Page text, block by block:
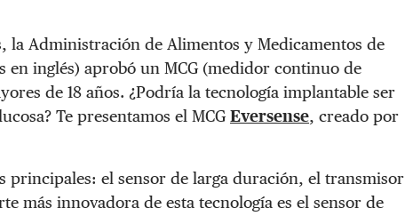
la Administración de Alimentos y Medicamentos de
en inglés) aprobó un MCG (medidor continuo de
de 18 años. ¿Podría la tecnología implantable ser
Te presentamos el MCG Eversense, creado por
principales: el sensor de larga duración, el transmisor
más innovadora de esta tecnología es el sensor de